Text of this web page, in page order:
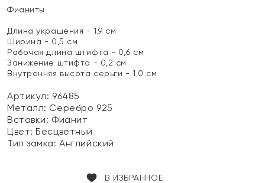
Фианиты
Длина украшения - 1,9 см
Ширина - 0,5 см
Рабочая длина штифта - 0,6 см
Занижение штифта - 0,2 см
Внутренняя высота серьги - 1,0 см
Артикул: 96485
Металл: Серебро 925
Вставки: Фианит
Цвет:Бесцветный
Тип замка:Английский
В ИЗБРАННОЕ